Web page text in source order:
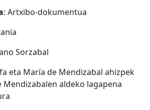
: Artxibo-dokumentua
Sorzabal
eta María de Mendizabal ahizpek
Mendizabalen aldeko lagapena